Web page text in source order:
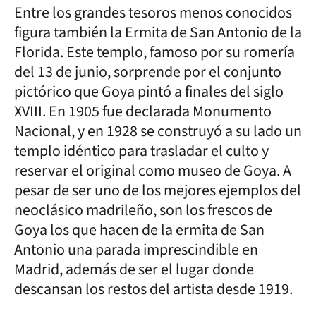
Entre los grandes tesoros menos conocidos
figura también la Ermita de San Antonio de la
Florida. Este templo, famoso por su romería
del 13 de junio, sorprende por el conjunto
pictórico que Goya pintó a finales del siglo
XVIII. En 1905 fue declarada Monumento
Nacional, y en 1928 se construyó a su lado un
templo idéntico para trasladar el culto y
reservar el original como museo de Goya. A
pesar de ser uno de los mejores ejemplos del
neoclásico madrileño, son los frescos de
Goya los que hacen de la ermita de San
Antonio una parada imprescindible en
Madrid, además de ser el lugar donde
descansan los restos del artista desde 1919.